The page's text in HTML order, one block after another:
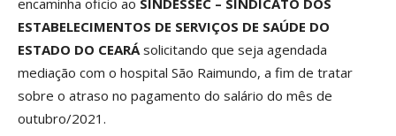
encaminha oficio ao SINDESSEC – SINDICATO DOS
ESTABELECIMENTOS DE SERVIÇOS DE SAÚDE DO
ESTADO DO CEARÁsolicitando que seja agendada
mediação com o hospital São Raimundo, a fim de tratar
sobre o atraso no pagamento do salário do mês de
outubro/2021.